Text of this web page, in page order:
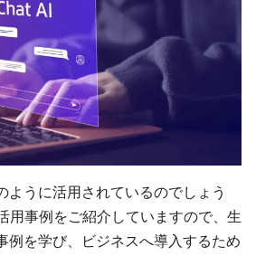
ように活用されているのでしょう
用事例をご紹介していますので、生
例を学び、ビジネスへ導入するため